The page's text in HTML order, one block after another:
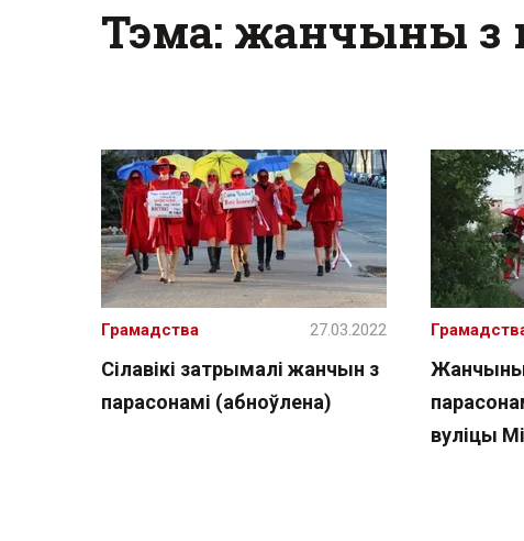
Тэма: жанчыны з
Сілавікі затрымалі жанчын з
парасонамі (абноўлена)
Грамадства 27.03.2022
Жанчыны
вуліцы